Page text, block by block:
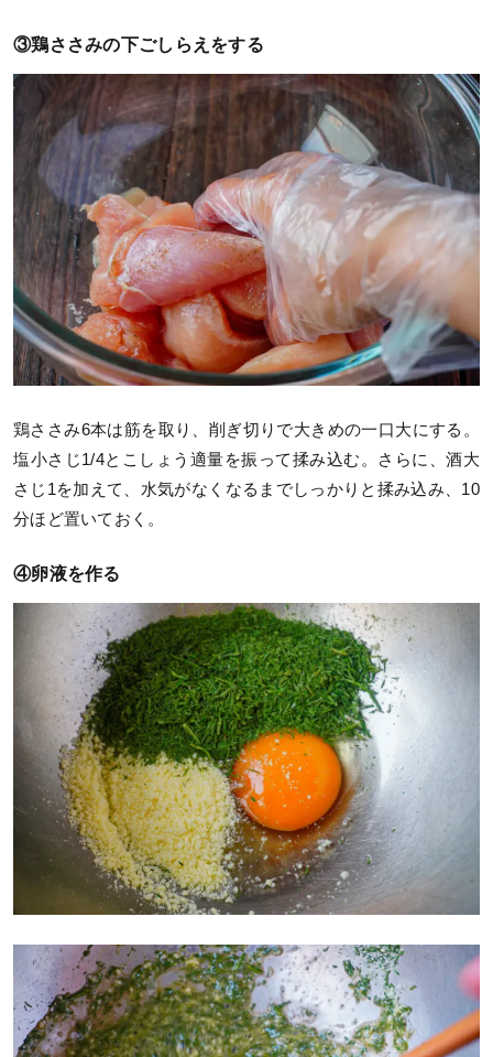
③鶏ささみの下ごしらえをする
鶏ささみ6本は筋を取り、削ぎ切りで大きめの一口大にする。
塩小さじ1/4とこしょう適量を振って揉み込む。さらに、酒大
さじ1を加えて、水気がなくなるまでしっかりと揉み込み、10
分ほど置いておく。
④卵液を作る